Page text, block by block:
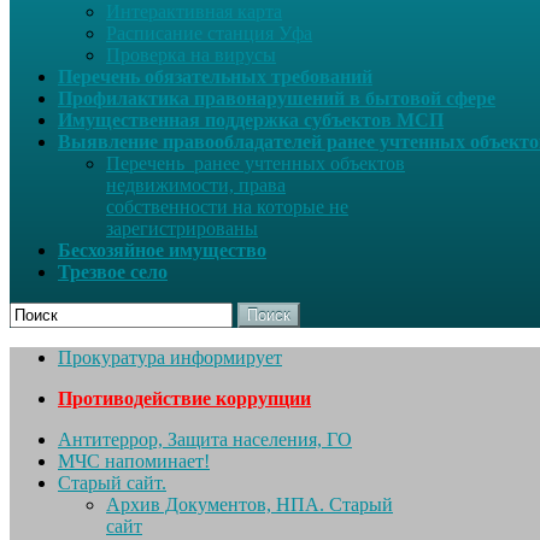
Интерактивная карта
Расписание станция Уфа
Проверка на вирусы
Перечень обязательных требований
Профилактика правонарушений в бытовой сфере
Имущественная поддержка субъектов МСП
Выявление правообладателей ранее учтенных
Перечень ранее учтенных объектов
недвижимости, права
собственности на которые не
зарегистрированы
Бесхозяйное имущество
Трезвое село
Поиск
Прокуратура информирует
Противодействие коррупции
Антитеррор, Защита населения, ГО
МЧС напоминает!
Старый сайт.
Архив Документов, НПА. Старый
сайт